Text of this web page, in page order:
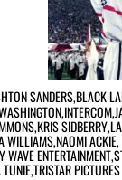
SANDERS,BLACK
,INTERCOM,
,KRIS SIDBERRY,
WILLIAMS,NAOMI ACKIE,
WAVE ENTERTAINMENT,
,TRISTAR PICTURES